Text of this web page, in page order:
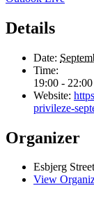
Details
Date:
Time:
19:00 - 22:00
Website:
privileze-
Organizer
Esbjerg
View